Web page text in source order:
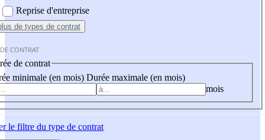
Reprise d'entreprise
de types de contrat
CONTRAT
de contrat
minimale (en mois) Durée maximale (en mois)
mois
le filtre du type de contrat